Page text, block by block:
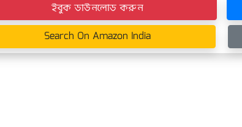
ইবুক ডাউনলোড করুন
Search On Amazon India